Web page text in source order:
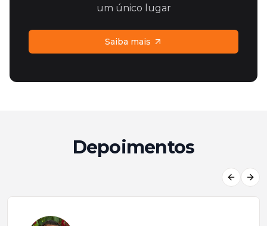
um único lugar
Saiba mais
Depoimentos